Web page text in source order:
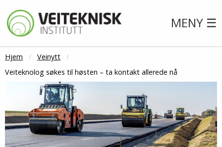
MENY ☰
Hjem
Veinytt
Veiteknolog søkes til høsten – ta kontakt allerede nå